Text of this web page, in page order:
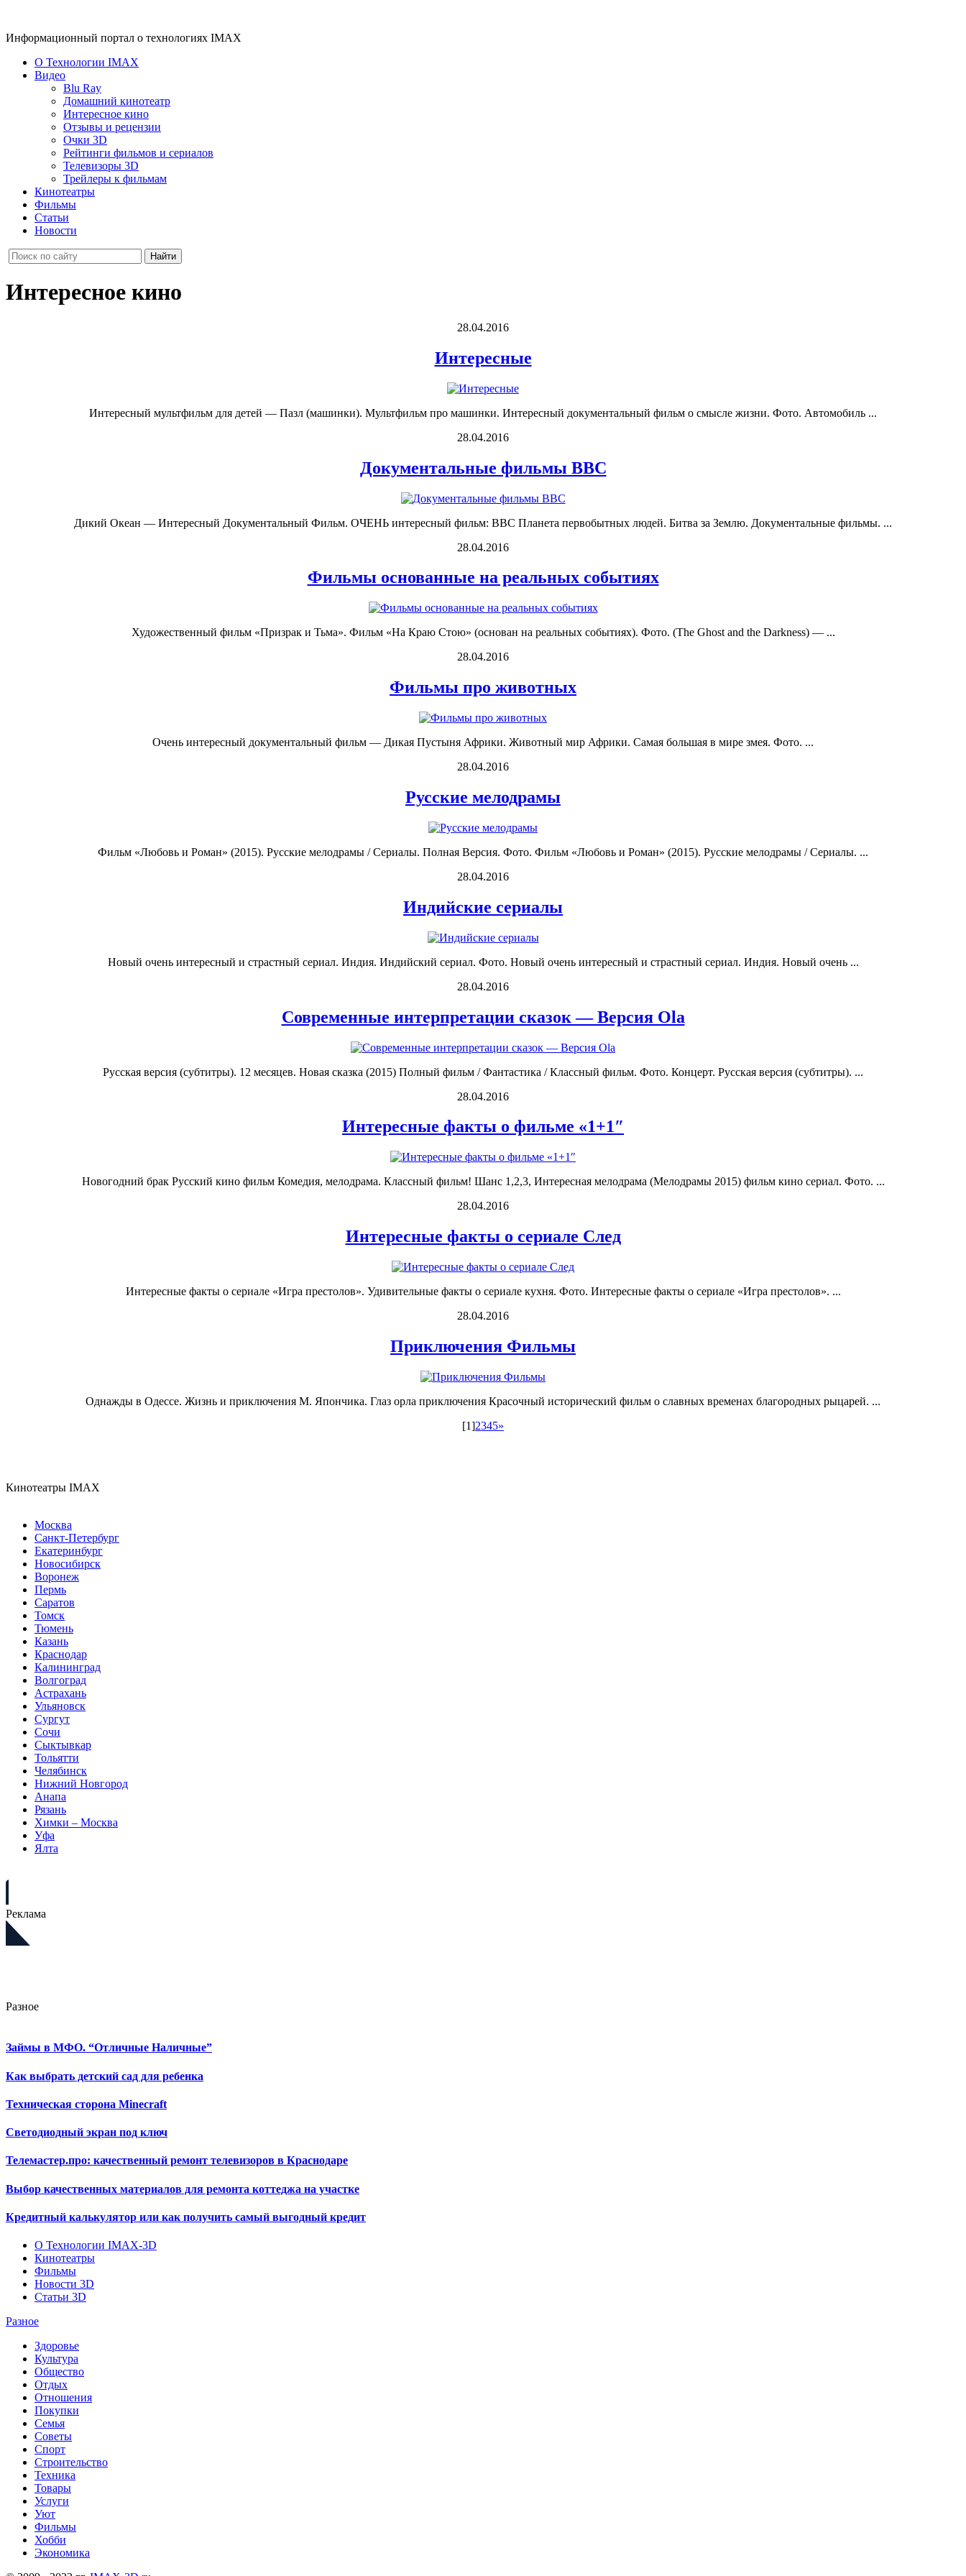
Информационный портал о технологиях IMAX
О Технологии IMAX
Видео
Blu Ray
Домашний кинотеатр
Интересное кино
Отзывы и рецензии
Очки 3D
Рейтинги фильмов и сериалов
Телевизоры 3D
Трейлеры к фильмам
Кинотеатры
Фильмы
Статьи
Новости
Интересное кино
28.04.2016
Интересные
Интересный мультфильм для детей — Пазл (машинки). Мультфильм про машинки. Интересный документальный фильм о смысле жизни. Фото. Автомобиль ...
28.04.2016
Документальные фильмы BBC
Дикий Океан — Интересный Документальный Фильм. ОЧЕНЬ интересный фильм: BBC Планета первобытных людей. Битва за Землю. Документальные фильмы. ...
28.04.2016
Фильмы основанные на реальных событиях
Художественный фильм «Призрак и Тьма». Фильм «На Краю Стою» (основан на реальных событиях). Фото. (The Ghost and the Darkness) — ...
28.04.2016
Фильмы про животных
Очень интересный документальный фильм — Дикая Пустыня Африки. Животный мир Африки. Самая большая в мире змея. Фото. ...
28.04.2016
Русские мелодрамы
Фильм «Любовь и Роман» (2015). Русские мелодрамы / Сериалы. Полная Версия. Фото. Фильм «Любовь и Роман» (2015). Русские мелодрамы / Сериалы. ...
28.04.2016
Индийские сериалы
Новый очень интересный и страстный сериал. Индия. Индийский сериал. Фото. Новый очень интересный и страстный сериал. Индия. Новый очень ...
28.04.2016
Современные интерпретации сказок — Версия Ola
Русская версия (субтитры). 12 месяцев. Новая сказка (2015) Полный фильм / Фантастика / Классный фильм. Фото. Концерт. Русская версия (субтитры). ...
28.04.2016
Интересные факты о фильме «1+1″
Новогодний брак Русский кино фильм Комедия, мелодрама. Классный фильм! Шанс 1,2,3, Интересная мелодрама (Мелодрамы 2015) фильм кино сериал. Фото. ...
28.04.2016
Интересные факты о сериале След
Интересные факты о сериале «Игра престолов». Удивительные факты о сериале кухня. Фото. Интересные факты о сериале «Игра престолов». ...
28.04.2016
Приключения Фильмы
Однажды в Одессе. Жизнь и приключения М. Япончика. Глаз орла приключения Красочный исторический фильм о славных временах благородных рыцарей. ...
[1]2345»
Кинотеатры IMAX
Москва
Санкт-Петербург
Екатеринбург
Новосибирск
Воронеж
Пермь
Саратов
Томск
Тюмень
Казань
Краснодар
Калининград
Волгоград
Астрахань
Ульяновск
Сургут
Сочи
Сыктывкар
Тольятти
Челябинск
Нижний Новгород
Анапа
Рязань
Химки – Москва
Уфа
Ялта
Реклама
Разное
Займы в МФО. “Отличные Наличные”
Как выбрать детский сад для ребенка
Техническая сторона Minecraft
Светодиодный экран под ключ
Телемастер.про: качественный ремонт телевизоров в Краснодаре
Выбор качественных материалов для ремонта коттеджа на участке
Кредитный калькулятор или как получить самый выгодный кредит
О Технологии IMAX-3D
Кинотеатры
Фильмы
Новости 3D
Статьи 3D
Разное
Здоровье
Культура
Общество
Отдых
Отношения
Покупки
Семья
Советы
Спорт
Строительство
Техника
Товары
Услуги
Уют
Фильмы
Хобби
Экономика